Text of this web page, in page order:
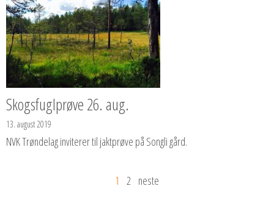
Skogsfuglprøve 26. aug.
13. august 2019
NVK Trøndelag inviterer til jaktprøve på Songli gård.
1 2 neste